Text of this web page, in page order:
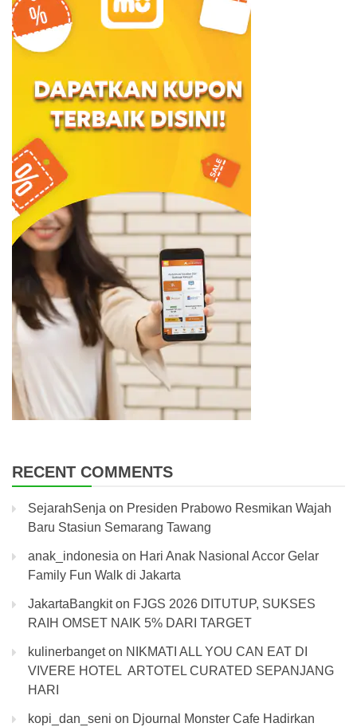
RECENT COMMENTS
SejarahSenja on Presiden Prabowo Resmikan Wajah
Baru Stasiun Semarang Tawang
anak_indonesia on Hari Anak Nasional Accor Gelar
Family Fun Walk di Jakarta
JakartaBangkiton FJGS 2026 DITUTUP, SUKSES
RAIH OMSET NAIK 5% DARI TARGET
kulinerbangeton NIKMATI ALL YOU CAN EAT DI
VIVERE HOTEL ARTOTEL CURATED SEPANJANG
HARI
kopi_dan_seni on Djournal Monster Cafe Hadirkan